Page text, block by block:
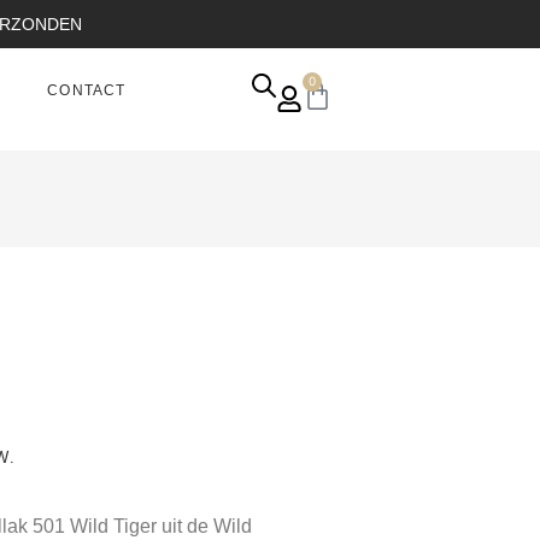
CONTACT
0
501 Wild Tiger uit de Wild